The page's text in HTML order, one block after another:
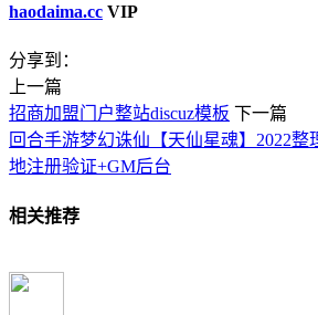
haodaima.cc VIP
分享到：
上一篇
招商加盟门户整站discuz模板 下一篇
回合手游梦幻诛仙【天仙星魂】2022
地注册验证+GM后台
相关推荐